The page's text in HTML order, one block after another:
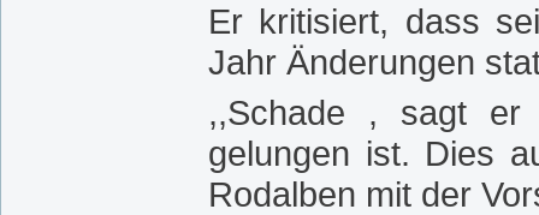
Er kritisiert, dass
Jahr Änderungen
,,Schade , sagt er
gelungen ist. Dies
Rodalben mit der